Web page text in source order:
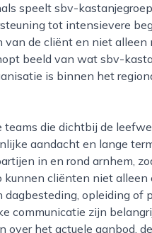
speelt sbv-
tot intensievere
de cliënt en niet alleen
beeld van wat sbv-
is binnen het
aandacht en lange
in en rond arnhem,
cliënten niet
opleiding of
communicatie zijn
het actuele aanbod,